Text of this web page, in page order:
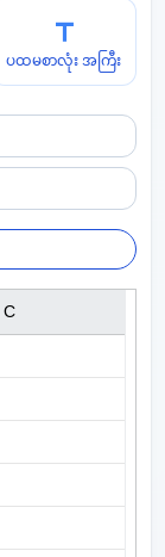
ပထမစာလုံး အကြီး
C